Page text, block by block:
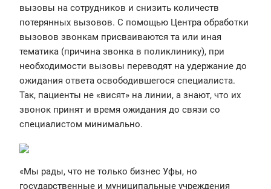
вызовы на сотрудников и снизить количеств
потерянных вызовов. С помощью Центра обработки
вызовов звонкам присваиваются та или иная
тематика (причина звонка в поликлинику), при
необходимости вызовы переводят на удержание до
ожидания ответа освободившегося специалиста.
Так, пациенты не «висят» на линии, а знают, что их
звонок принят и время ожидания до связи со
специалистом минимально.
«Мы рады, что не только бизнес Уфы, но
государственные и муниципальные учреждения